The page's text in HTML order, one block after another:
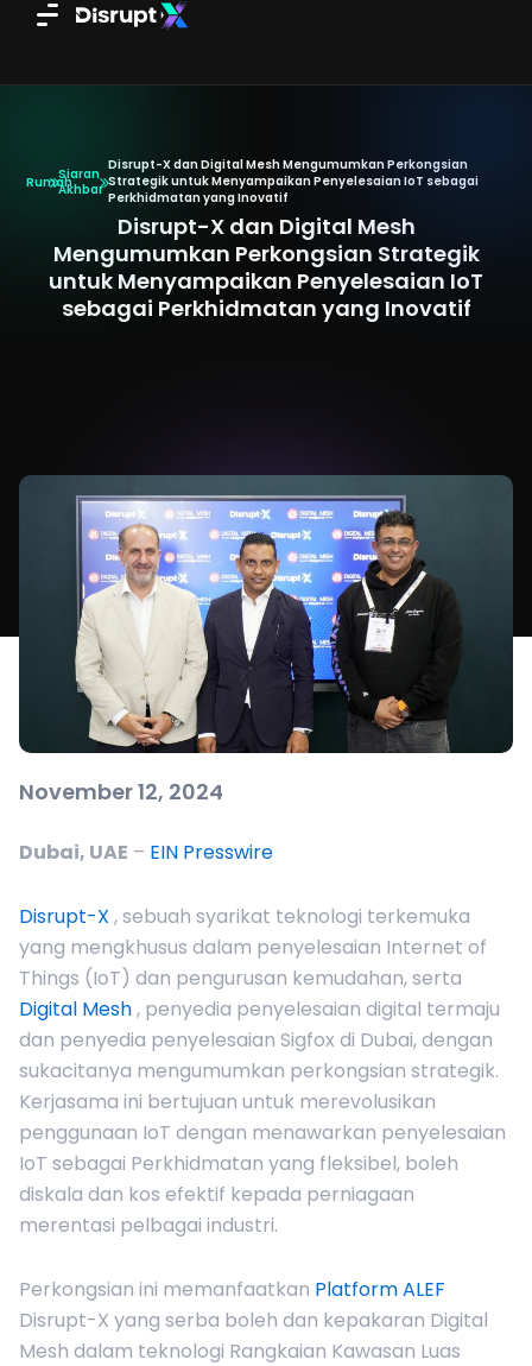
RumahSiaran
Akhbar
Disrupt-X dan Digital Mesh Mengumumkan Perkongsian
Strategik untuk Menyampaikan Penyelesaian IoT sebagai
Perkhidmatan yang Inovatif
Disrupt-X dan Digital Mesh
Mengumumkan Perkongsian Strategik
untuk Menyampaikan Penyelesaian IoT
sebagai Perkhidmatan yang Inovatif
November 12, 2024
Dubai, UAE – EIN Presswire
Disrupt-X , sebuah syarikat teknologi terkemuka
yang mengkhusus dalam penyelesaian Internet of
Things (IoT) dan pengurusan kemudahan, serta
Digital Mesh, penyedia penyelesaian digital termaju
dan penyedia penyelesaian Sigfox di Dubai, dengan
sukacitanya mengumumkan perkongsian strategik.
Kerjasama ini bertujuan untuk merevolusikan
penggunaan IoT dengan menawarkan penyelesaian
IoT sebagai Perkhidmatan yang fleksibel, boleh
diskala dan kos efektif kepada perniagaan
merentasi pelbagai industri.
Perkongsian ini memanfaatkan Platform ALEF
Disrupt-X yang serba boleh dan kepakaran Digital
Mesh dalam teknologi Rangkaian Kawasan Luas